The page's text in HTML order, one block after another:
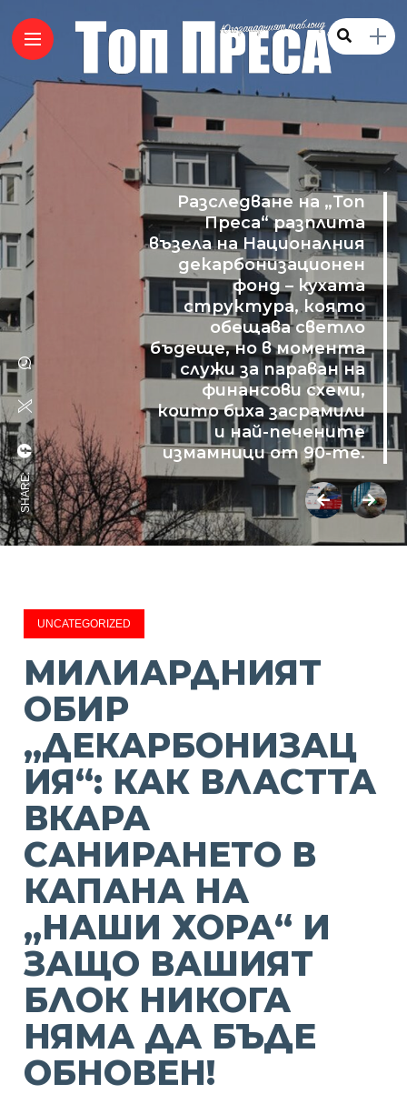
Разследване на „Топ
Преса“ разплита
възела на Националния
декарбонизационен
фонд – кухата
структура, която
обещава светло
бъдеще, но в момента
служи за параван на
финансови схеми,
които биха засрамили
и най-печените
измамници от 90-те.
SHARE:
UNCATEGORIZED
МИЛИАРДНИЯТ
ОБИР
„ДЕКАРБОНИЗАЦ
ИЯ“: КАК ВЛАСТТА
ВКАРА
САНИРАНЕТО В
КАПАНА НА
„НАШИ ХОРА“ И
ЗАЩО ВАШИЯТ
БЛОК НИКОГА
НЯМА ДА БЪДЕ
ОБНОВЕН!